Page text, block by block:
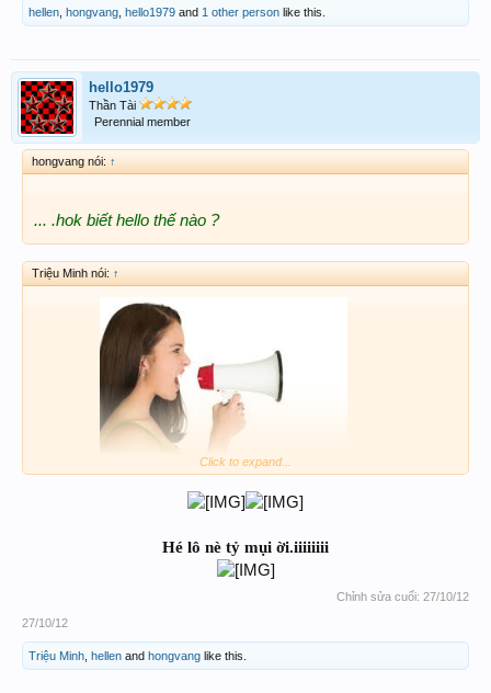
hellen hongvang hello1979 and 1 other person like this.
hello1979
Thần Tài
Perennial member
hongvang nói: ↑
... .hok biết hello thế nào ?
Triệu Minh nói: ↑
.Ai thấy huynhHÉ LÔ
Click to expand...
Hé lô nè tỷ mụi ời.iiiiiiii
Chỉnh sửa cuối: 27/10/12
27/10/12
Triệu Minh hellen and hongvang like this.